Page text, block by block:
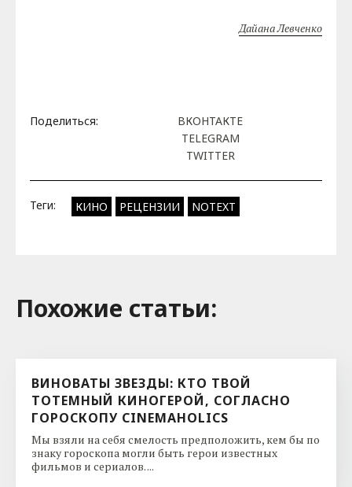
Дайана Левченко
Поделиться:
ВКОНТАКТЕ
TELEGRAM
TWITTER
Теги: КИНО РЕЦЕНЗИИ NOTEXT
Похожие cтатьи:
ВИНОВАТЫ ЗВЕЗДЫ: КТО ТВОЙ
ТОТЕМНЫЙ КИНОГЕРОЙ, СОГЛАСНО
ГОРОСКОПУ CINEMAHOLICS
Мы взяли на себя смелость предположить, кем бы по
знаку гороскопа могли быть герои известных
фильмов и сериалов. ...